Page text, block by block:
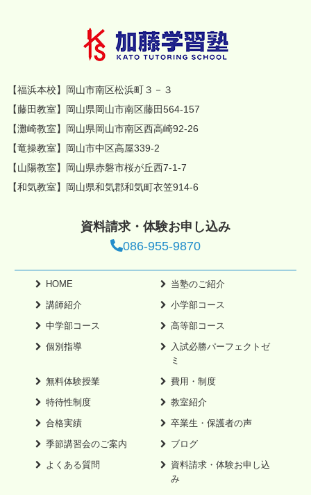
【福浜本校】岡山市南区松浜町３－３
【藤田教室】岡山県岡山市南区藤田564-157
【灘崎教室】岡山県岡山市南区西高崎92-26
【竜操教室】岡山市中区高屋339-2
【山陽教室】岡山県赤磐市桜が丘西7-1-7
【和気教室】岡山県和気郡和気町衣笠914-6
資料請求・体験お申し込み
086-955-9870
HOME
当塾のご紹介
講師紹介
小学部コース
中学部コース
高等部コース
個別指導
入試必勝パーフェクトゼ
ミ
無料体験授業
費用・制度
特待性制度
教室紹介
合格実績
卒業生・保護者の声
季節講習会のご案内
ブログ
よくある質問
資料請求・体験お申し込
み